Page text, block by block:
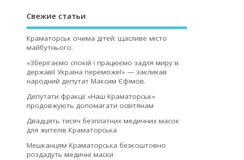
Свежие статьи
Краматорськ очима дітей: щасливе місто
майбутнього.
«Зберігаємо спокій і працюємо задля миру в
державі! Україна переможе!» — закликав
народний депутат Максим Єфімов.
Депутати фракції «Наш Краматорськ»
продовжують допомагати освітянам
Двадцять тисяч безплатних медичних масок
для жителів Краматорська
Мешканцям Краматорська безкоштовно
роздадуть медичні маски